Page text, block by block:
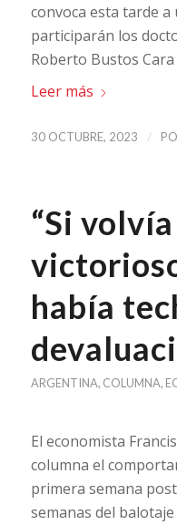
convoca esta tarde
participarán los
Roberto Bustos
Leer más
30 OCTUBRE, 2023 /
“Si
había
ARGENTINA, COLUMNA,
El economista
columna el
primera semana
semanas del